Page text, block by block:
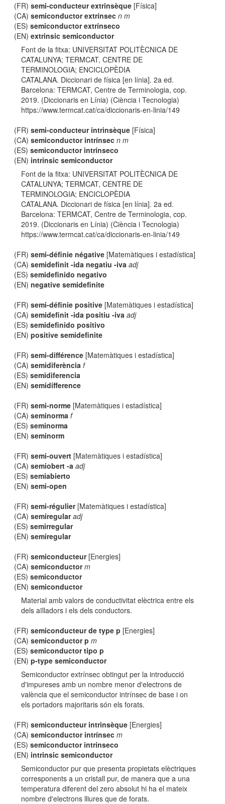
(FR)semi-conducteur extrinsèque [Física]
(CA)semiconductor extrínsec n m
(ES)semiconductor extrínseco
(EN)extrinsic semiconductor
Font de la fitxa: UNIVERSITAT POLITÈCNICA DE
CATALUNYA; TERMCAT, CENTRE DE
TERMINOLOGIA; ENCICLOPÈDIA
CATALANA. Diccionari de física [en línia]. 2a ed.
Barcelona: TERMCAT, Centre de Terminologia, cop.
2019. (Diccionaris en Línia) (Ciència i Tecnologia)
https://www.termcat.cat/ca/diccionaris-en-linia/149
(FR)semi-conducteur intrinsèque [Física]
(CA)semiconductor intrínsec n m
(ES)semiconductor intrínseco
(EN) intrinsic semiconductor
Font de la fitxa: UNIVERSITAT POLITÈCNICA DE
CATALUNYA; TERMCAT, CENTRE DE
TERMINOLOGIA; ENCICLOPÈDIA
CATALANA. Diccionari de física [en línia]. 2a ed.
Barcelona: TERMCAT, Centre de Terminologia, cop.
2019. (Diccionaris en Línia) (Ciència i Tecnologia)
https://www.termcat.cat/ca/diccionaris-en-linia/149
(FR)semi-définie négative [Matemàtiques i estadística]
(CA)semidefinit -ida negatiu -iva adj
(ES)semidefinido negativo
(EN)negative semidefinite
(FR)semi-définie positive [Matemàtiques i estadística]
(CA)semidefinit -ida positiu -iva adj
(ES)semidefinido positivo
(EN)positive semidefinite
(FR)semi-différence [Matemàtiques i estadística]
(CA)semidiferència f
(ES)semidiferencia
(EN)semidifference
(FR)semi-norme [Matemàtiques i estadística]
(CA)seminorma f
(ES)seminorma
(EN)seminorm
(FR)semi-ouvert [Matemàtiques i estadística]
(CA)semiobert -a adj
(ES)semiabierto
(EN)semi-open
(FR)semi-régulier[Matemàtiques i estadística]
(CA)semiregular adj
(ES)semirregular
(EN)semiregular
(FR)semiconducteur[Energies]
(CA)semiconductor m
(ES)semiconductor
(EN)semiconductor
Material amb valors de conductivitat elèctrica entre els
dels aïlladors i els dels conductors.
(FR)semiconducteur de type p [Energies]
(CA)semiconductor p m
(ES)semiconductor tipo p
(EN)p-type semiconductor
Semiconductor extrínsec obtingut per la introducció
d'impureses amb un nombre menor d'electrons de
valència que el semiconductor intrínsec de base i on
els portadors majoritaris són els forats.
(FR)semiconducteur intrinsèque [Energies]
(CA)semiconductor intrínsec m
(ES)semiconductor intrínseco
(EN) intrinsic semiconductor
Semiconductor pur que presenta propietats elèctriques
corresponents a un cristall pur, de manera que a una
temperatura diferent del zero absolut hi ha el mateix
nombre d'electrons lliures que de forats.